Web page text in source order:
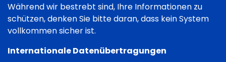
Während wir bestrebt sind, Ihre Informationen zu
schützen, denken Sie bitte daran, dass kein System
vollkommen sicher ist.
Internationale Datenübertragungen